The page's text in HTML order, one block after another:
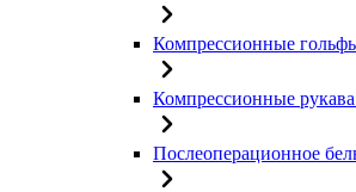
Компрессионные
Компрессионные
Послеоперационное